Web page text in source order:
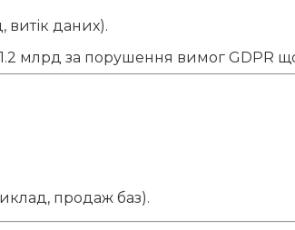
даних).
млрд за порушення вимог GDPR
продаж баз).